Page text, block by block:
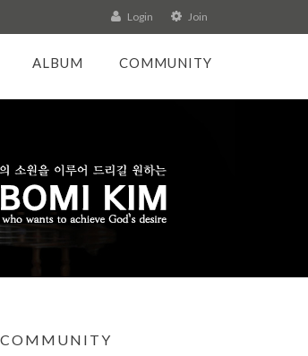
Login Join
ALBUM COMMUNITY
COMMUNITY